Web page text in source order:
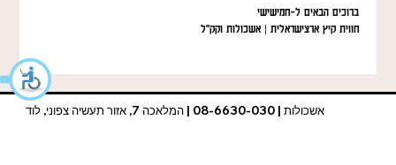
ברוכים הבאים ל-חמישישי
חווית קיץ ארצישראלית | אשכולות וקק"ל
אשכולות | 08-6630-030 | המלאכה 7, אזור תעשיה צפוני, לוד